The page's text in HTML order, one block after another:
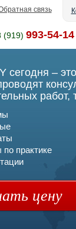
связь
(919) 993-54-14
сегодня –
работ,
практике
цену